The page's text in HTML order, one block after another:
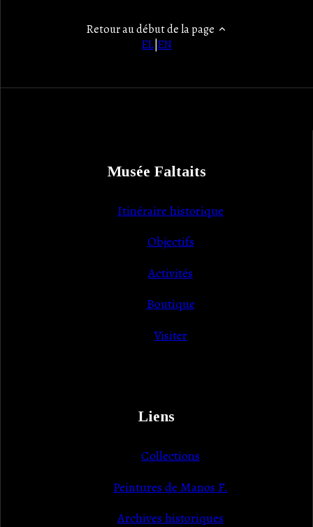
Retour au début de la page
EL|EN
Musée Faltaits
Itinéraire historique
Objectifs
Activités
Boutique
Visiter
Liens
Collections
Peintures de Manos F.
Archives historiques